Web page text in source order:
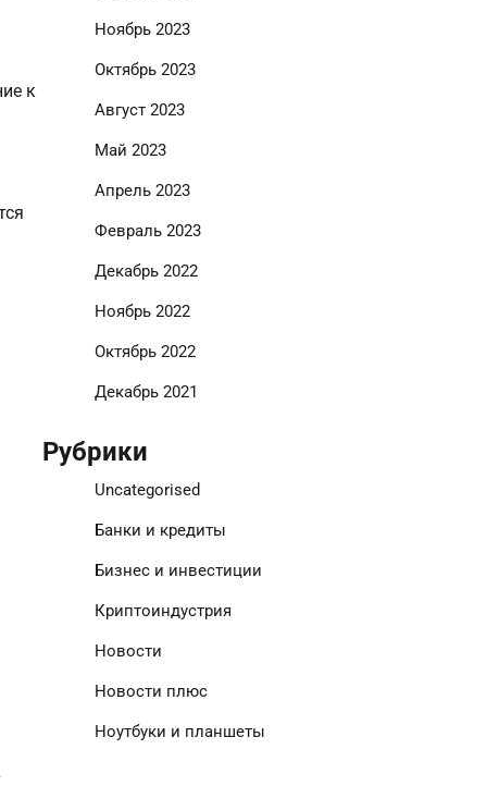
к
Ноябрь 2023
Октябрь 2023
Август 2023
Май 2023
Апрель 2023
Февраль 2023
Декабрь 2022
Ноябрь 2022
Октябрь 2022
Декабрь 2021
Рубрики
Uncategorised
Банки и кредиты
Бизнес и инвестиции
Криптоиндустрия
Новости
Новости плюс
Ноутбуки и планшеты